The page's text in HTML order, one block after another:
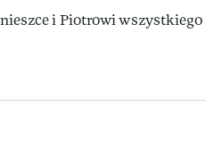
i Piotrowi wszystkiego